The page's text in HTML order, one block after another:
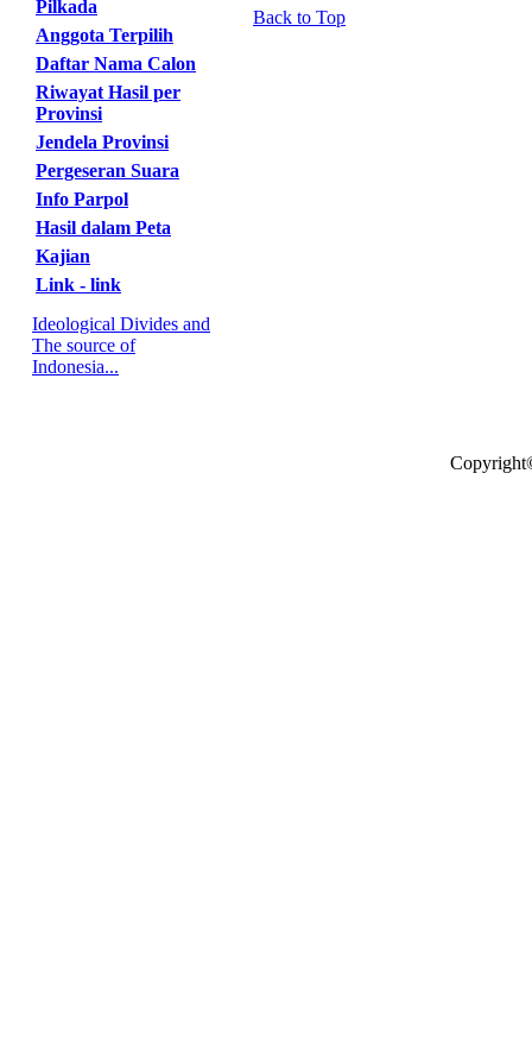
Pilkada
Anggota Terpilih
Daftar Nama Calon
Riwayat Hasil per
Provinsi
Jendela Provinsi
Pergeseran Suara
Info Parpol
Hasil dalam Peta
Kajian
Link - link
Ideological Divides and
The source of
Indonesia...
Back to Top